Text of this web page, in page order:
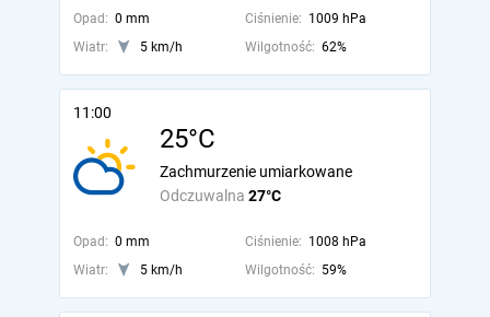
Opad: 0 mm Ciśnienie: 1009 hPa
Wiatr:
5 km/h Wilgotność: 62%
11:00
25°C
Odczuwalna 27°C
Zachmurzenie umiarkowane
Opad: 0 mm Ciśnienie: 1008 hPa
Wiatr:
5 km/h Wilgotność: 59%